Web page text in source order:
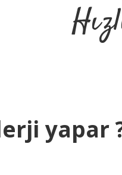
yapar